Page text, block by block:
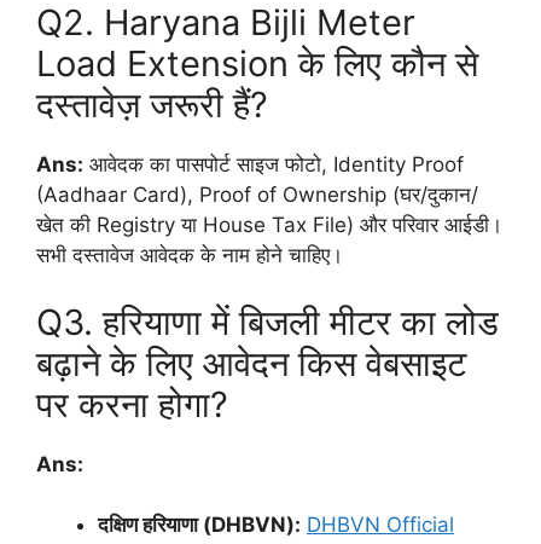
Q2. Haryana Bijli Meter
Load Extension के लिए कौन से
दस्तावेज़ जरूरी हैं?
Ans: आवेदक का पासपोर्ट साइज फोटो, Identity Proof
(Aadhaar Card), Proof of Ownership (घर/दुकान/
खेत की Registry या House Tax File) और परिवार आईडी।
सभी दस्तावेज आवेदक के नाम होने चाहिए।
Q3. हरियाणा में बिजली मीटर का लोड
बढ़ाने के लिए आवेदन किस वेबसाइट
पर करना होगा?
Ans:
दक्षिण हरियाणा (DHBVN): DHBVN Official